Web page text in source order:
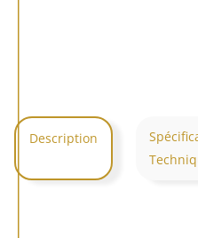
Description